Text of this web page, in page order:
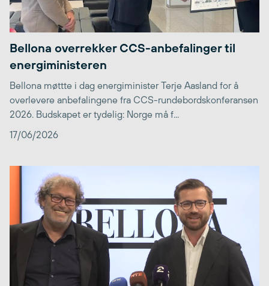
Bellona overrekker CCS-anbefalinger til
energiministeren
Bellona møttte i dag energiminister Terje Aasland for å
overlevere anbefalingene fra CCS-rundebordskonferansen
2026. Budskapet er tydelig: Norge må f...
17/06/2026